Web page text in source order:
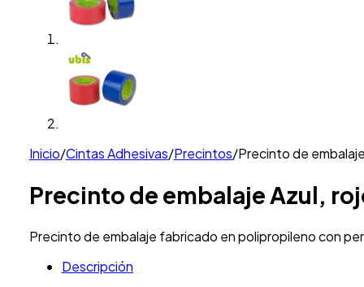
Inicio/Cintas Adhesivas/Precintos/Precinto de
Precinto de embalaje Azul,
Precinto de embalaje fabricado en polipropileno con
Descripción